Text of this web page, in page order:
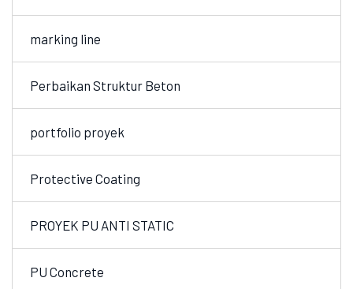
marking line
Perbaikan Struktur Beton
portfolio proyek
Protective Coating
PROYEK PU ANTI STATIC
PU Concrete